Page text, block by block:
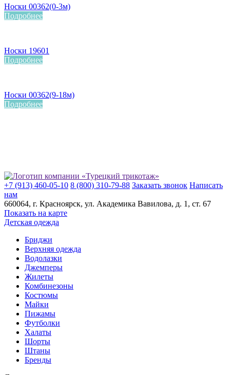
Носки 00362(0-3м)
Подробнее
Носки 19601
Подробнее
Носки 00362(9-18м)
Подробнее
+7 (913) 460-05-10 8 (800) 310-79-88 Заказать звонок Написать
нам
660064, г. Красноярск, ул. Академика Вавилова, д. 1, ст. 67
Показать на карте
Детская одежда
Бриджи
Верхняя одежда
Водолазки
Джемперы
Жилеты
Комбинезоны
Костюмы
Майки
Пижамы
Футболки
Халаты
Шорты
Штаны
Бренды